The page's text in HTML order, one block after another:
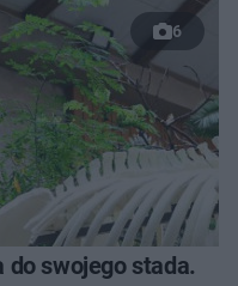
6
do swojego stada.